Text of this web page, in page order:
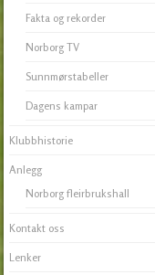
Fakta og rekorder
Norborg TV
Sunnmørstabeller
Dagens kampar
Klubbhistorie
Anlegg
Norborg fleirbrukshall
Kontakt oss
Lenker